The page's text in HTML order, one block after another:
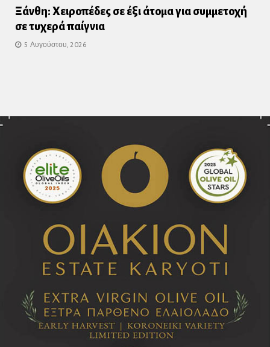
Ξάνθη: Χειροπέδες σε έξι άτομα για συμμετοχή
σε τυχερά παίγνια
5 Αυγούστου, 2026